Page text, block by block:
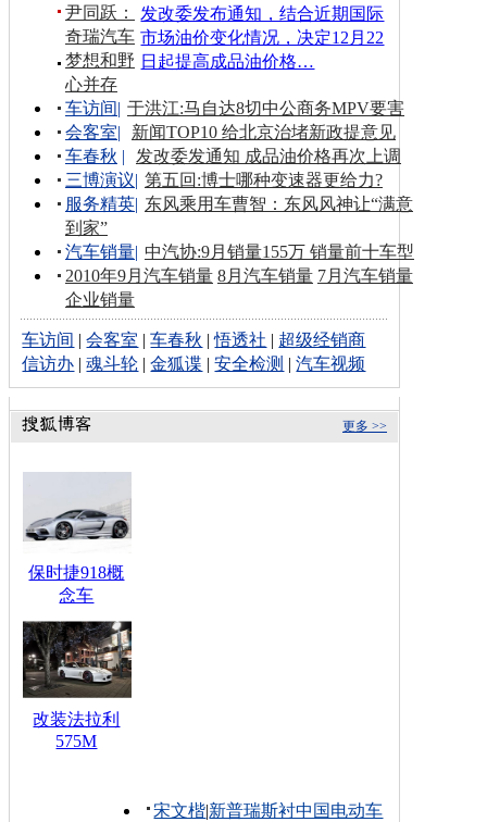
发改委发布通知，结合近期国际
市场油价变化情况，决定12月22
日起提高成品油价格…
尹同跃：
奇瑞汽车
梦想和野
心并存
车访间| 于洪江:马自达8切中公商务MPV要害
会客室|
新闻TOP10 给北京治堵新政提意见
车春秋 |
发改委发通知 成品油价格再次上调
三博演议| 第五回:博士哪种变速器更给力?
服务精英| 东风乘用车曹智：东风风神让“满意
到家”
汽车销量| 中汽协:9月销量155万 销量前十车型
2010年9月汽车销量 8月汽车销量 7月汽车销量
企业销量
车访间 |会客室 |车春秋 |悟透社 | 超级经销商
信访办 |魂斗轮 |金狐谍 |安全检测 |汽车视频
更多 >>
保时捷918概
念车
改装法拉利
575M
宋文楷|新普瑞斯衬中国电动车